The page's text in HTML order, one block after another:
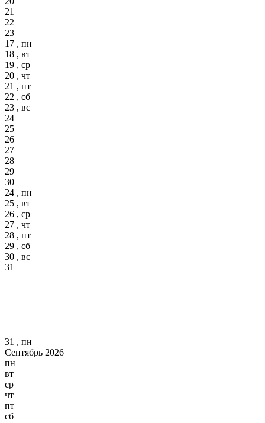
21
22
23
17 , пн
18 , вт
19 , ср
20 , чт
21 , пт
22 , сб
23 , вс
24
25
26
27
28
29
30
24 , пн
25 , вт
26 , ср
27 , чт
28 , пт
29 , сб
30 , вс
31
31 , пн
Сентябрь 2026
пн
вт
ср
чт
пт
сб